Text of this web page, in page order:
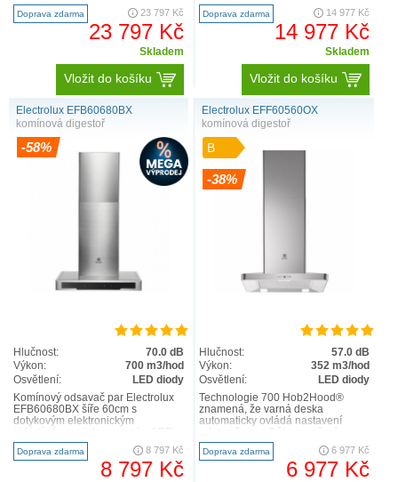
sklo možnost odtah..
Doprava zdarma 23 797 Kč
23 797 Kč
Skladem
Vložit do košíku
OSOBNÍ ODBĚR Komínový
odsavač par Electrolux EFV603..
Doprava zdarma 14 977 Kč
14 977 Kč
Skladem
Vložit do košíku
Electrolux EFB60680BX
komínová digestoř
-58%
Hlučnost:
70.0 dB
Výkon:
700 m3/hod
Osvětlení:
LED diody
Komínový odsavač par Electrolux
EFB60680BX šíře 60cm s
dotykovým elektronickým
osvětlením vás oslní profesionální
techn..
Doprava zdarma 8 797 Kč
8 797 Kč
Electrolux EFF60560OX
komínová digestoř
B
-38%
Hlučnost:
57.0 dB
Výkon:
352 m3/hod
Osvětlení:
LED diody
Technologie 700 Hob2Hood®
znamená, že varná deska
automaticky ovládá nastavení
upravuje intenzitu odsávání buď
podle teplot..
Doprava zdarma 6 977 Kč
6 977 Kč